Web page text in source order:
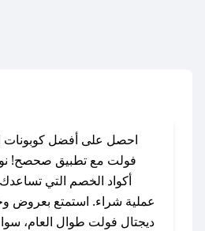
احصل على أفضل كوبونات
فولت مع تطبيق صحصح!
أكواد الخصم التي
عملية شراء. استمتع
ديجتال فولت طوال العام،